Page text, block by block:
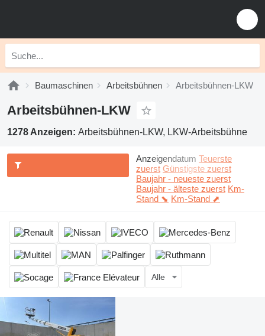
Baumaschinen Arbeitsbühnen Arbeitsbühnen-LKW
Arbeitsbühnen-LKW
1278 Anzeigen: Arbeitsbühnen-LKW, LKW-Arbeitsbühne
Anzeigendatum Teuerste
zuerst Günstigste zuerst
Baujahr - neueste zuerst
Baujahr - älteste zuerst Km-
Stand ⬊ Km-Stand ⬈
Alle